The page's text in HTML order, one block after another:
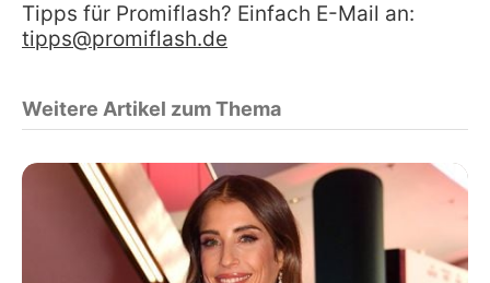
Tipps für Promiflash? Einfach E-Mail an:
tipps@promiflash.de
Weitere Artikel zum Thema